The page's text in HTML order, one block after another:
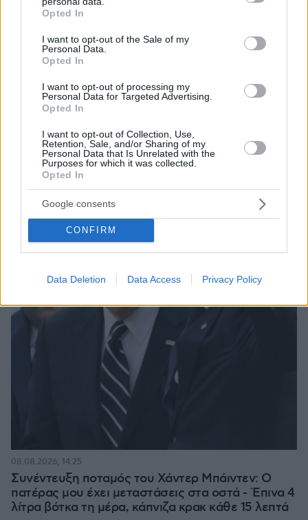
grant or deny consent to Google and its third-party tags to
use your data for below specified purposes in below Google
consent section.
Opted In
I want to opt-out of the Sale of my
Personal Data.
Opted In
I want to opt-out of processing my
Personal Data for Targeted Advertising.
Opted In
I want to opt-out of Collection, Use,
Retention, Sale, and/or Sharing of my
Personal Data that Is Unrelated with the
Purposes for which it was collected.
Opted In
Google consents
CONFIRM
Data Deletion Data Access Privacy Policy
Από τη Μόρια στον γάμο, τη ΜΚΟ και την
κατηγορία για φόνο: Η σκοτεινή διαδρομή του
26χρονου Αφγανού που σκότωσε τη Βρετανίδα
στην Κυψέλη
08.08.2026, 12:18
Συνέντευξη ποταμός του Χάντερ Μπάιντεν: Ο
πατέρας μου έχει μεταστάσεις στα οστά - Έπινα 4
λίτρα βότκα τη μέρα, κάπνιζα κρακ κάθε 15 λεπτά
08.08.2026, 14:25